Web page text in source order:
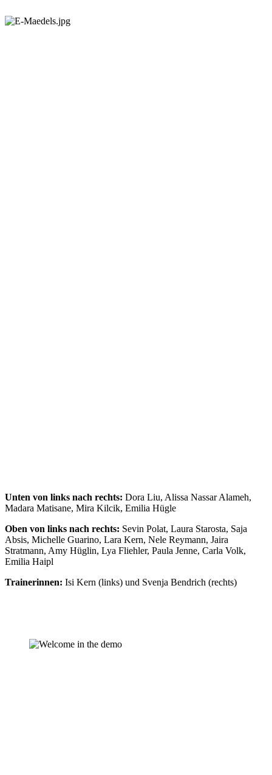
Unten von links nach rechts: Dora Liu, Alissa Nassar Alameh,
Madara Matisane, Mira Kilcik, Emilia Hügle
Oben von links nach rechts: Sevin Polat, Laura Starosta, Saja
Absis, Michelle Guarino, Lara Kern, Nele Reymann, Jaira
Stratmann, Amy Hüglin, Lya Fliehler, Paula Jenne, Carla Volk,
Emilia Haipl
Trainerinnen: Isi Kern (links) und Svenja Bendrich (rechts)